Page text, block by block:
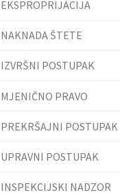
EKSPROPRIJACIJA
NAKNADA ŠTETE
IZVRŠNI POSTUPAK
MJENIČNO PRAVO
PREKRŠAJNI POSTUPAK
UPRAVNI POSTUPAK
INSPEKCIJSKI NADZOR